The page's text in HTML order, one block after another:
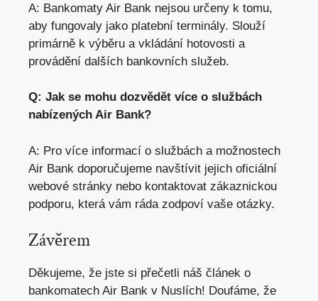
A: Bankomaty Air Bank nejsou určeny k tomu,
aby fungovaly jako platební terminály. Slouží
primárně k výběru a vkládání hotovosti a
provádění dalších bankovních služeb.
Q: Jak se mohu dozvědět více o službách
nabízených Air Bank?
A: Pro více informací o službách a možnostech
Air Bank doporučujeme navštívit jejich oficiální
webové stránky nebo kontaktovat zákaznickou
podporu, která vám ráda zodpoví vaše otázky.
Závěrem
Děkujeme, že jste si přečetli náš článek o
bankomatech Air Bank v Nuslích! Doufáme, že